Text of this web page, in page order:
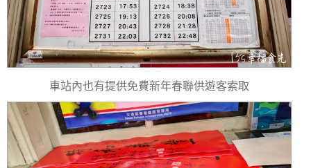
車站內也有提供免費新年春聯供遊客索取